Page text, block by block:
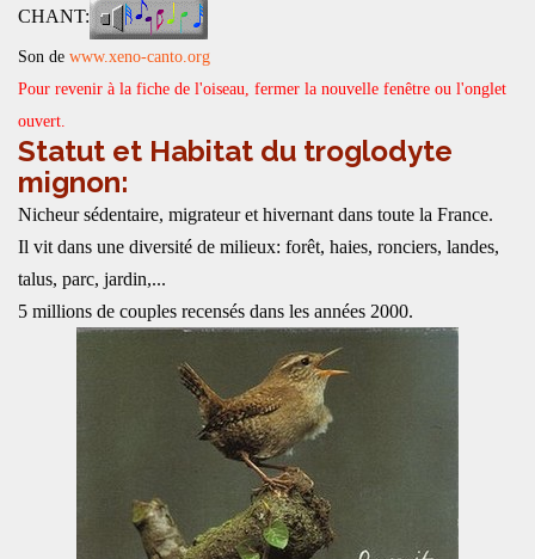
CHANT:
Son de www.xeno-canto.org
Pour revenir à la fiche de l'oiseau, fermer la nouvelle fenêtre ou l'onglet
ouvert.
Statut et Habitat du troglodyte
mignon:
Nicheur sédentaire, migrateur et hivernant dans toute la France.
Il vit dans une diversité de milieux: forêt, haies, ronciers, landes,
talus, parc, jardin,...
5 millions de couples recensés dans les années 2000.